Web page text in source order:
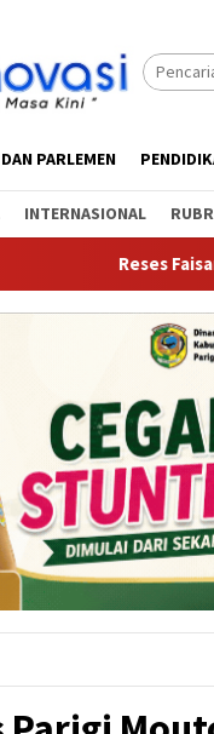
PARLEMEN
INTERNASIONAL
Faisan Badja di